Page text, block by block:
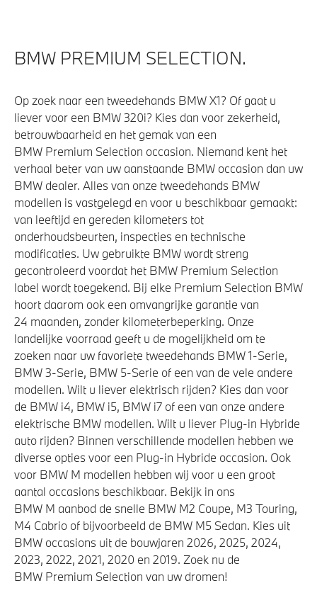
Actieve Voetgangersbescherming
BMW PREMIUM SELECTION.
Op zoek naar een tweedehands BMW X1? Of gaat u
liever voor een BMW 320i? Kies dan voor zekerheid,
betrouwbaarheid en het gemak van een
BMW Premium Selection occasion. Niemand kent het
verhaal beter van uw aanstaande BMW occasion dan uw
BMW dealer. Alles van onze tweedehands BMW
modellen is vastgelegd en voor u beschikbaar gemaakt:
van leeftijd en gereden kilometers tot
onderhoudsbeurten, inspecties en technische
modificaties. Uw gebruikte BMW wordt streng
gecontroleerd voordat het BMW Premium Selection
label wordt toegekend. Bij elke Premium Selection BMW
hoort daarom ook een omvangrijke garantie van
24 maanden, zonder kilometerbeperking. Onze
landelijke voorraad geeft u de mogelijkheid om te
zoeken naar uw favoriete tweedehands BMW 1-Serie,
BMW 3-Serie, BMW 5-Serie of een van de vele andere
modellen. Wilt u liever elektrisch rijden? Kies dan voor
de BMW i4, BMW i5, BMW i7 of een van onze andere
elektrische BMW modellen. Wilt u liever Plug-in Hybride
auto rijden? Binnen verschillende modellen hebben we
diverse opties voor een Plug-in Hybride occasion. Ook
voor BMW M modellen hebben wij voor u een groot
aantal occasions beschikbaar. Bekijk in ons
BMW M aanbod de snelle BMW M2 Coupe, M3 Touring,
M4 Cabrio of bijvoorbeeld de BMW M5 Sedan. Kies uit
BMW occasions uit de bouwjaren 2026, 2025, 2024,
2023, 2022, 2021, 2020 en 2019. Zoek nu de
BMW Premium Selection van uw dromen!